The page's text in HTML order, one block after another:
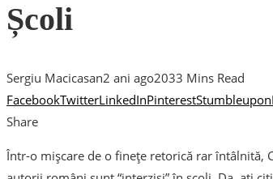
Școli
Sergiu Macicasan2 ani ago2033 Mins Read
FacebookTwitterLinkedInPinterestStumbleupon
Share
Într-o mișcare de o finețe retorică rar întâlnită,